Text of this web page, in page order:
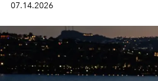
yepyeni Cloud Frappuccino®
ve yiyecek alternatifleri yazın
07.14.2026